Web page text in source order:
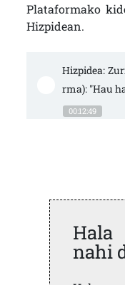
Plataformako
Hizpidean.
Hizpidea:
rma): "Hau
00:12:49
Hala
nahi